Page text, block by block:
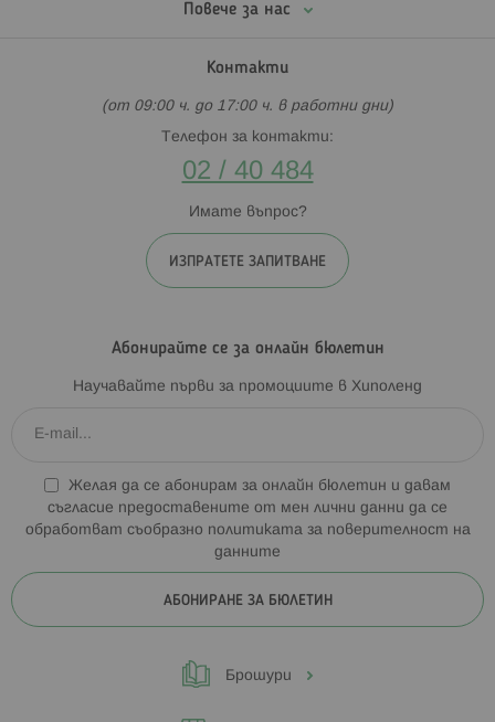
Повече за нас
Контакти
(от 09:00 ч. до 17:00 ч. в работни дни)
Телефон за контакти:
02 / 40 484
Имате въпрос?
ИЗПРАТЕТЕ ЗАПИТВАНЕ
Абонирайте се за онлайн бюлетин
Научавайте първи за промоциите в Хиполенд
Желая да се абонирам за онлайн бюлетин и давам
съгласие предоставените от мен лични данни да се
обработват съобразно политиката за поверителност на
данните
АБОНИРАНЕ ЗА БЮЛЕТИН
Брошури